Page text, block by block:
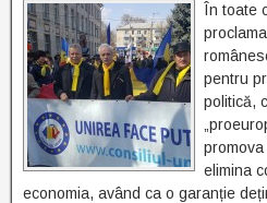
În toate
pentru
politică,
elimina
economia, având ca o garanție